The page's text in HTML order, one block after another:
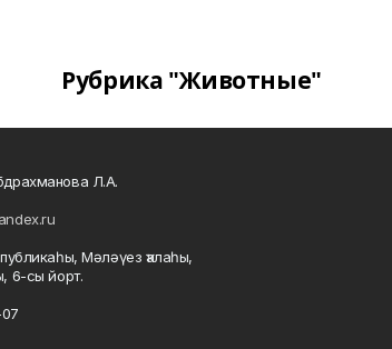
Рубрика "Животные"
Л.А.
Мәләүез ҡалаһы,
6-сы йорт.